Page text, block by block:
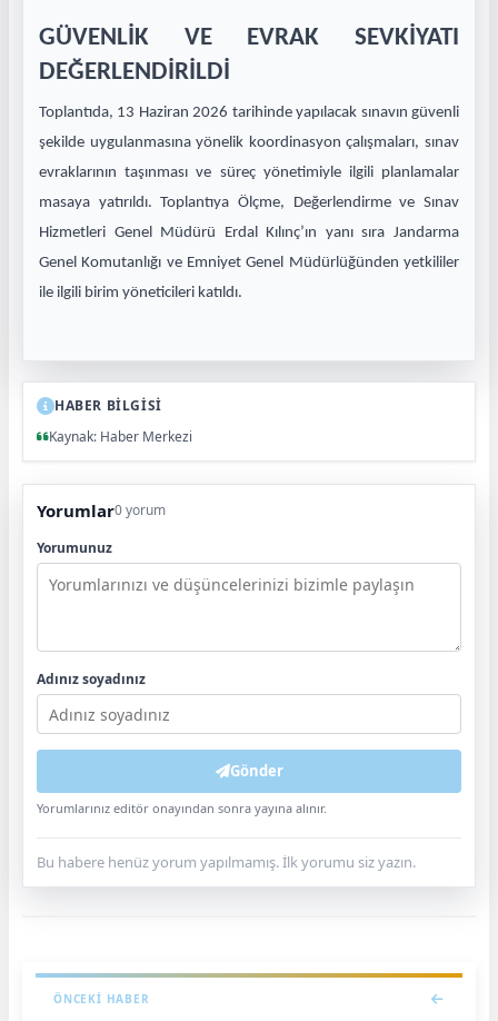
GÜVENLİK VE EVRAK SEVKİYATI
DEĞERLENDİRİLDİ
Toplantıda, 13 Haziran 2026 tarihinde yapılacak sınavın güvenli
şekilde uygulanmasına yönelik koordinasyon çalışmaları, sınav
evraklarının taşınması ve süreç yönetimiyle ilgili planlamalar
masaya yatırıldı. Toplantıya Ölçme, Değerlendirme ve Sınav
Hizmetleri Genel Müdürü Erdal Kılınç’ın yanı sıra Jandarma
Genel Komutanlığı ve Emniyet Genel Müdürlüğünden yetkililer
ile ilgili birim yöneticileri katıldı.
HABER BİLGİSİ
Kaynak: Haber Merkezi
Yorumlar0 yorum
Yorumunuz
Adınız soyadınız
Gönder
Yorumlarınız editör onayından sonra yayına alınır.
Bu habere henüz yorum yapılmamış. İlk yorumu siz yazın.
ÖNCEKI HABER